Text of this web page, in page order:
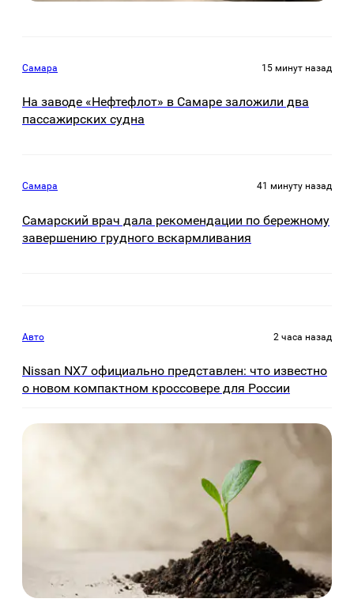
Самара 15 минут назад
На заводе «Нефтефлот» в Самаре заложили два
пассажирских судна
Самара 41 минуту назад
Самарский врач дала рекомендации по бережному
завершению грудного вскармливания
Авто 2 часа назад
Nissan NX7 официально представлен: что известно
о новом компактном кроссовере для России